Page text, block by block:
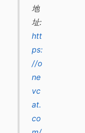
地
址:
htt
ps:
//o
ne
vc
at.
co